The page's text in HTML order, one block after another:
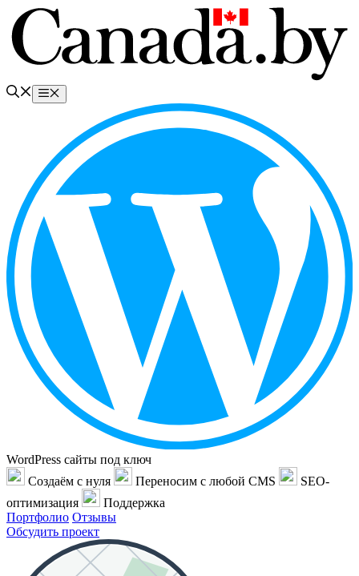
Перейти
содержимому
Меню
WordPress сайты под ключ
Создаём с нуля
Переносим с любой CMS
SEO-
оптимизация
Поддержка
Портфолио Отзывы
Обсудить проект